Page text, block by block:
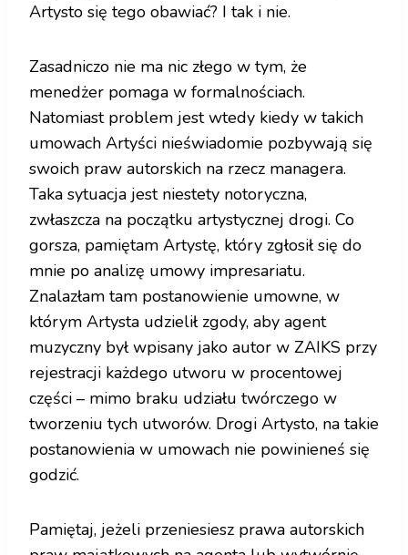
Artysto się tego obawiać? I tak i nie.
Zasadniczo nie ma nic złego w tym, że
menedżer pomaga w formalnościach.
Natomiast problem jest wtedy kiedy w takich
umowach Artyści nieświadomie pozbywają się
swoich praw autorskich na rzecz managera.
Taka sytuacja jest niestety notoryczna,
zwłaszcza na początku artystycznej drogi. Co
gorsza, pamiętam Artystę, który zgłosił się do
mnie po analizę umowy impresariatu.
Znalazłam tam postanowienie umowne, w
którym Artysta udzielił zgody, aby agent
muzyczny był wpisany jako autor w ZAIKS przy
rejestracji każdego utworu w procentowej
części – mimo braku udziału twórczego w
tworzeniu tych utworów. Drogi Artysto, na takie
postanowienia w umowach nie powinieneś się
godzić.
Pamiętaj, jeżeli przeniesiesz prawa autorskich